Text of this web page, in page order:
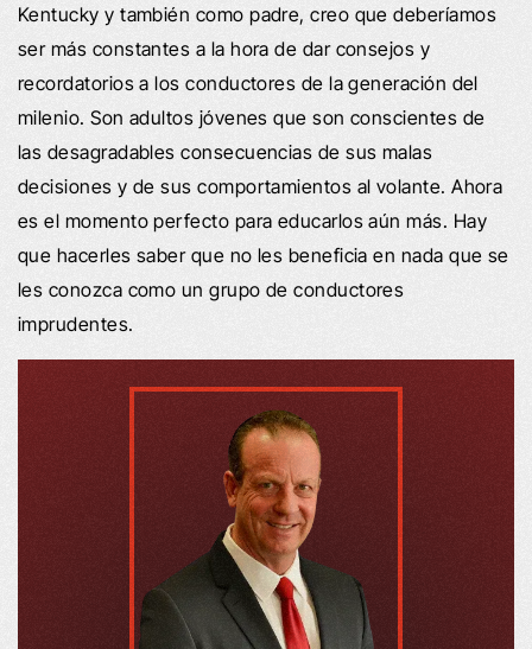
Kentucky y también como padre, creo que deberíamos
ser más constantes a la hora de dar consejos y
recordatorios a los conductores de la generación del
milenio. Son adultos jóvenes que son conscientes de
las desagradables consecuencias de sus malas
decisiones y de sus comportamientos al volante. Ahora
es el momento perfecto para educarlos aún más. Hay
que hacerles saber que no les beneficia en nada que se
les conozca como un grupo de conductores
imprudentes.